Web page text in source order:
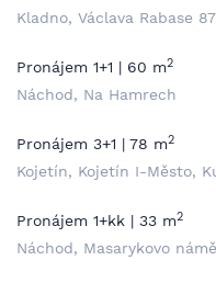
Kladno, Václava Rabase
Pronájem 1+1 | 60 m2
Náchod, Na Hamrech
Pronájem 3+1 | 78 m2
Kojetín, Kojetín I-Město,
Pronájem 1+kk | 33 m2
Náchod, Masarykovo